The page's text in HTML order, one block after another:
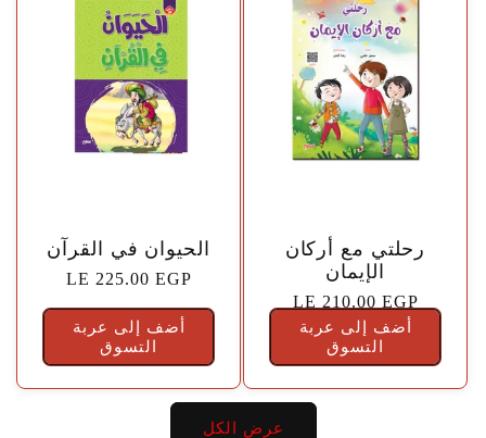
الحيوان في القرآن
السعر
الاعتيادي
LE 225.00 EGP
أضف إلى عربة
التسوق
رحلتي مع أركان
الإيمان
السعر
الاعتيادي
LE 210.00 EGP
أضف إلى عربة
التسوق
عرض الكل